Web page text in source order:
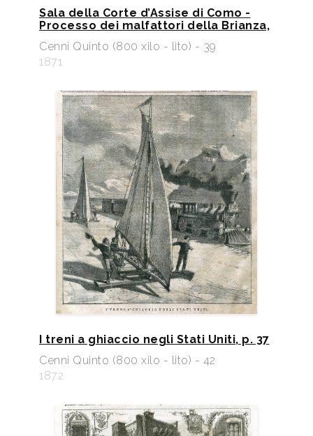
Sala della Corte d’Assise di Como -
Processo dei malfattori della Brianza,
Cenni Quinto (800 xilo - lito) - 39
1871
I treni a ghiaccio negli Stati Uniti, p. 37
Cenni Quinto (800 xilo - lito) - 42
1872